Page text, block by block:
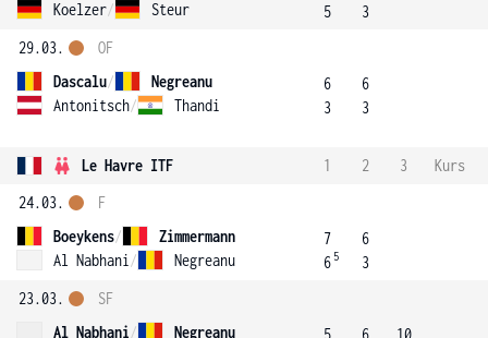
Koelzer/ Steur
5
3
29.03.
Dascalu/
Negreanu
Antonitsch/ Thandi
OF
6
3
6
3
Le Havre ITF 1 2 3
Kurs
24.03.
Boeykens/
Zimmermann
Al Nabhani / Negreanu
F
7
6 5
6
3
23.03.
Al Nabhani/
Negreanu
SF
5
6
10